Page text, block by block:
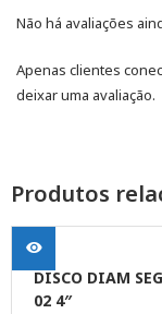
Não há avaliações
Apenas clientes
deixar uma avaliação.
Produtos
DISCO DIAM
02 4″